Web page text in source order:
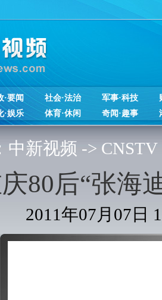
·要闻 社会·法治 军事·科技
·娱乐
体育·休闲 奇闻·趣事
中新视频 -> CNSTV
80后“张海
2011年07月07